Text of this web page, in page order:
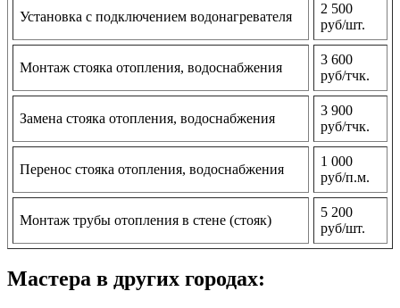
Установка с подключением водонагревателя
2 500
руб/шт.
Монтаж стояка отопления, водоснабжения
3 600
руб/тчк.
Замена стояка отопления, водоснабжения
3 900
руб/тчк.
Перенос стояка отопления, водоснабжения
1 000
руб/п.м.
Монтаж трубы отопления в стене (стояк)
5 200
руб/шт.
Мастера в других городах: